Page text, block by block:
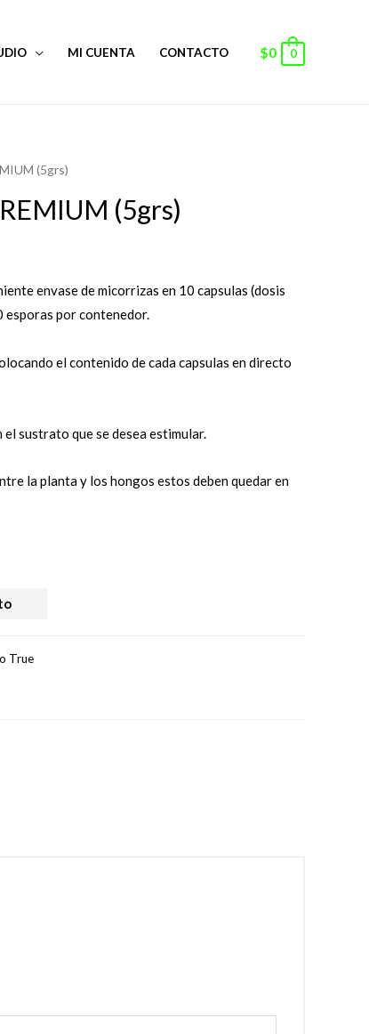
MI CUENTA CONTACTO $0 0
(5grs)
(5grs)
envase de micorrizas en 10 capsulas (dosis
esporas por contenedor.
el contenido de cada capsulas en directo
sustrato que se desea estimular.
la planta y los hongos estos deben quedar en
True